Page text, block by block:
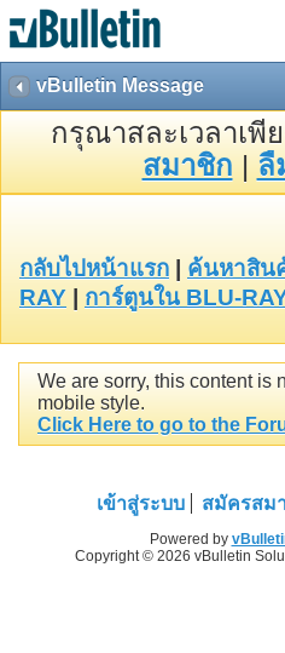
vBulletin Message
กรุณาสละเวลาเพี
สมาชิก | ลื
กลับไปหน้าแรก ค้นหาสิน
RAY
การ์ตูนใน BLU-
We are sorry, this content is
mobile style.
Click Here to go to the
เข้าสู่ระบบ สมัครสม
Powered by
Copyright © 2026 vBulletin